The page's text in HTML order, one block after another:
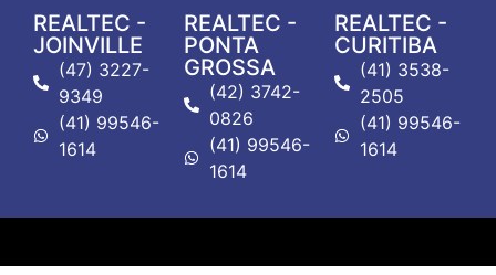
REALTEC -
JOINVILLE
(47) 3227-
9349
(41) 99546-
1614
REALTEC -
PONTA
GROSSA
(42) 3742-
0826
(41) 99546-
1614
REALTEC -
CURITIBA
(41) 3538-
2505
(41) 99546-
1614